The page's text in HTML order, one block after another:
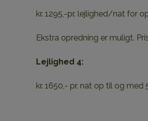
kr. 1295,-pr. lejlighed/nat for
Ekstra opredning er muligt.
Lejlighed 4:
kr. 1650,- pr. nat op til og